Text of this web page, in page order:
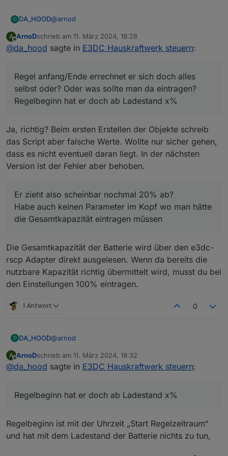
D DA_HOOD@arnod
Vielen lieben Dank!
morgen macht. Prognosen etc. Sind jetzt welche da,
was vorher nicht der Fall war.
Regel anfang/Ende errechnet er sich doch alles
selbst oder? Oder was sollte man da eintragen?
Regelbeginn hat er doch ab Ladestand x% 🤔.
Eine Frage noch:
hatte ich bei nutzbarer Kapazität 80% eingetragen
und dann hat er mit bei vollen Akku noch 8,8 kwh
verbleibend angezeigt. Er zieht also scheinbar
nochmal 20% ab?
Habe auch keinen Parameter im Kopf wo man hätte
A
Offline
ArnoDschrieb am 11. März 2024, 19:28
zuletzt editiert von
@da_hood sagte in E3DC Hauskraftwerk steuern:
Regel anfang/Ende errechnet er sich doch alles
selbst oder? Oder was sollte man da eintragen?
Regelbeginn hat er doch ab Ladestand x%
Ja, richtig? Beim ersten Erstellen der Objekte schreib
das Script aber falsche Werte. Wollte nur sicher gehen,
dass es nicht eventuell daran liegt. In der nächsten
Version ist der Fehler aber behoben.
Er zieht also scheinbar nochmal 20% ab?
Habe auch keinen Parameter im Kopf wo man hätte
die Gesamtkapazität eintragen müssen
Die Gesamtkapazität der Batterie wird über den e3dc-
rscp Adapter direkt ausgelesen. Wenn da bereits die
nutzbare Kapazität richtig übermittelt wird, musst du bei
den Einstellungen 100% eintragen.
1 Antwort 0
D DA_HOOD@arnod
Vielen lieben Dank!
morgen macht. Prognosen etc. Sind jetzt welche da,
Regel anfang/Ende errechnet er sich doch alles
Ich habe den Compact 14, nutzbar 11,2kwh. Jetzt
A
Offline
ArnoDschrieb am 11. März 2024, 19:32
zuletzt editiert von
@da_hood sagte in E3DC Hauskraftwerk steuern:
Regelbeginn hat er doch ab Ladestand x%
Regelbeginn ist mit der Uhrzeit „Start Regelzeitraum“
und hat mit dem Ladestand der Batterie nichts zu tun,